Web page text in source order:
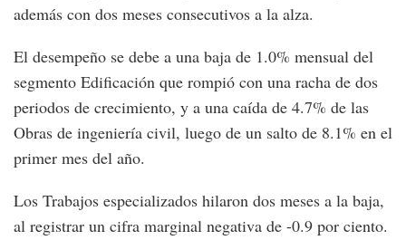
además con dos meses consecutivos a la alza.
El desempeño se debe a una baja de 1.0% mensual del
segmento Edificación que rompió con una racha de dos
periodos de crecimiento, y a una caída de 4.7% de las
Obras de ingeniería civil, luego de un salto de 8.1% en el
primer mes del año.
Los Trabajos especializados hilaron dos meses a la baja,
al registrar un cifra marginal negativa de -0.9 por ciento.